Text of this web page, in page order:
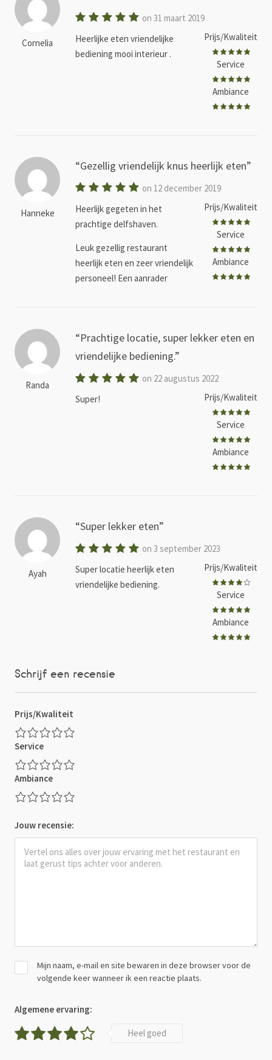
Cornelia
on 31 maart 2019
Prijs/Kwaliteit
Service
Ambiance
Heerlijke eten vriendelijke
bediening mooi interieur .
Hanneke
Gezellig vriendelijk knus heerlijk eten
on 12 december 2019
Prijs/Kwaliteit
Service
Ambiance
Heerlijk gegeten in het
prachtige delfshaven.
Leuk gezellig restaurant
heerlijk eten en zeer vriendelijk
personeel! Een aanrader
Randa
Prachtige locatie, super lekker eten en
vriendelijke bediening.
on 22 augustus 2022
Prijs/Kwaliteit
Service
Ambiance
Super!
Ayah
Super lekker eten
on 3 september 2023
Prijs/Kwaliteit
Service
Ambiance
Super locatie heerlijk eten
vriendelijke bediening.
Schrijf een recensie
Prijs/Kwaliteit
Service
Ambiance
Jouw recensie:
Mijn naam, e-mail en site bewaren in deze browser voor de
volgende keer wanneer ik een reactie plaats.
Algemene ervaring:
Heel goed